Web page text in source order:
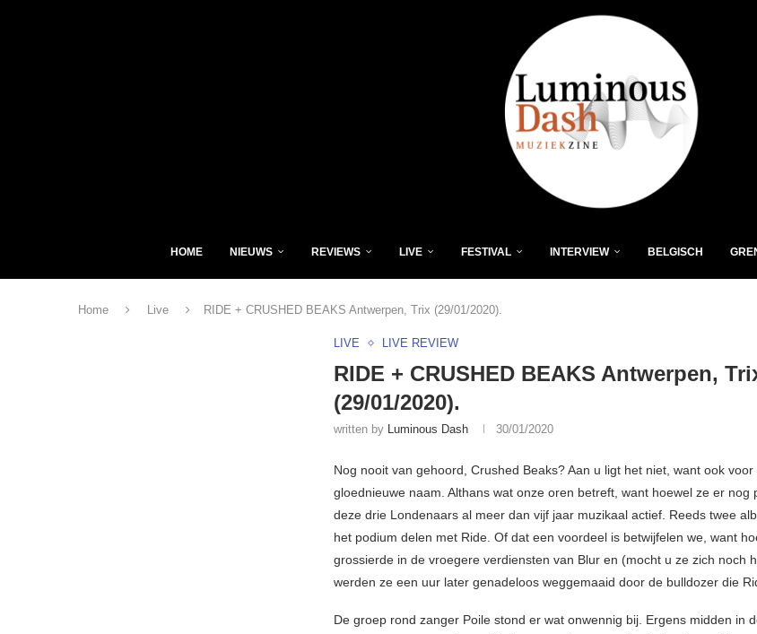
HOME NIEUWS REVIEWS LIVE FESTIVAL INTERVIEW BELGISCH
Home Live RIDE + CRUSHED BEAKS Antwerpen, Trix (29/01/2020).
LIVE LIVE REVIEW
RIDE + CRUSHED BEAKS Antwerpen,
(29/01/2020).
written by Luminous Dash 30/01/2020
Nog nooit van gehoord, Crushed Beaks? Aan u ligt het niet, want ook
gloednieuwe naam. Althans wat onze oren betreft, want hoewel ze er nog
deze drie Londenaars al meer dan vijf jaar muzikaal actief. Reeds twee
het podium delen met Ride. Of dat een voordeel is betwijfelen we, want
grossierde in de vroegere verdiensten van Blur en (mocht u ze zich noch
werden ze een uur later genadeloos weggemaaid door de bulldozer die
De groep rond zanger Poile stond er wat onwennig bij. Ergens midden in